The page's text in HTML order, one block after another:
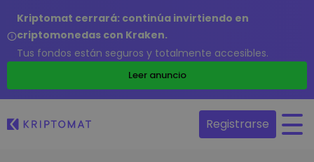
Kriptomat cerrará: continúa invirtiendo en
criptomonedas con Kraken.
Tus fondos están seguros y totalmente accesibles.
Leer anuncio
Registrarse